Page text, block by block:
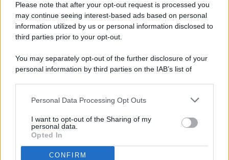
Please note that after your opt-out request is processed you
may continue seeing interest-based ads based on personal
information utilized by us or personal information disclosed to
third parties prior to your opt-out.
You may separately opt-out of the further disclosure of your
personal information by third parties on the IAB’s list of
This information may also be disclosed by us to third parties
disclose it to other third parties.
Personal Data Processing Opt Outs
I want to opt-out of the Sharing of my
personal data.
Opted In
CONFIRM
ISCRIZIONE AL ROC N. 35792 – ISCRITTA ALL’ANSO
(ASSOCIAZIONE NAZIONALE STAMPA ONLINE)
PREFERENZE PRIVACY